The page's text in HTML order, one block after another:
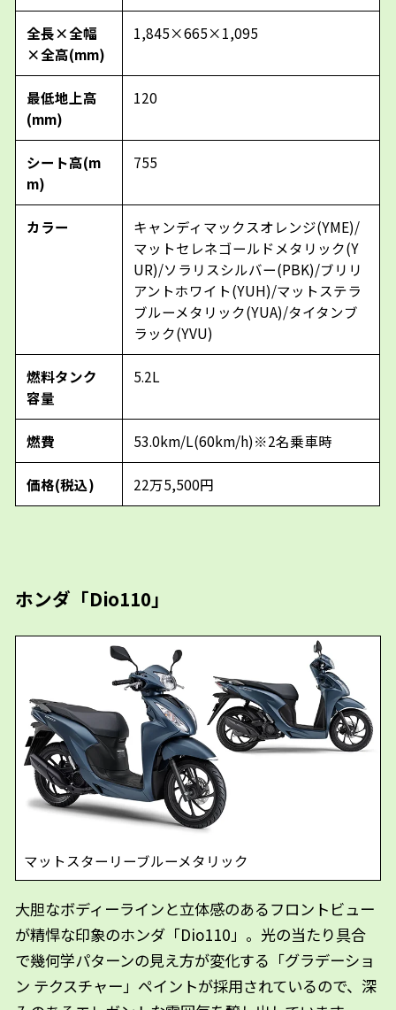
全長×全幅
×全高(mm)
1,845×665×1,095
最低地上高
(mm)
120
シート高(m
m)
755
カラー
キャンディマックスオレンジ(YME)/
マットセレネゴールドメタリック(Y
UR)/ソラリスシルバー(PBK)/ブリリ
アントホワイト(YUH)/マットステラ
ブルーメタリック(YUA)/タイタンブ
ラック(YVU)
燃料タンク
容量
5.2L
燃費 53.0km/L(60km/h)※2名乗車時
価格(税込) 22万5,500円
ホンダ「Dio110」
マットスターリーブルーメタリック
大胆なボディーラインと立体感のあるフロントビュー
が精悍な印象のホンダ「Dio110」。光の当たり具合
で幾何学パターンの見え方が変化する「グラデーショ
ン テクスチャー」ペイントが採用されているので、深